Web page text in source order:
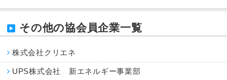
その他の協会員企業一覧
株式会社クリエネ
UPS株式会社 新エネルギー事業部